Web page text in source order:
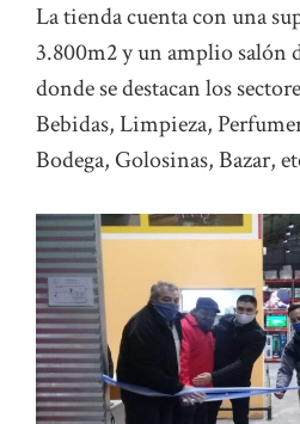
La tienda cuenta con una
3.800m2 y un amplio salón
donde se destacan los
Bebidas, Limpieza,
Bodega, Golosinas, Bazar,